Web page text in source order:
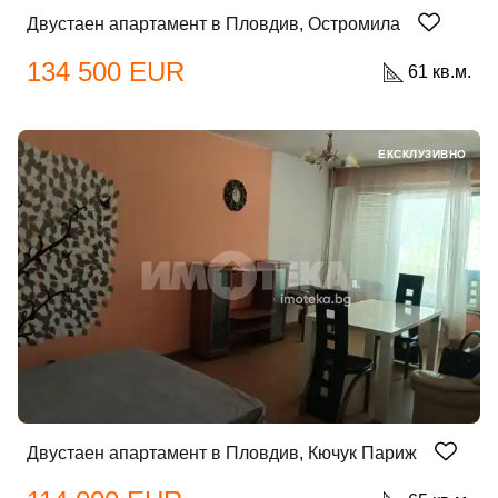
Двустаен апартамент в Пловдив, Остромила
134 500 EUR 61 кв.м.
Двустаен апартамент в Пловдив, Кючук Париж
ЕКСКЛУЗИВНО